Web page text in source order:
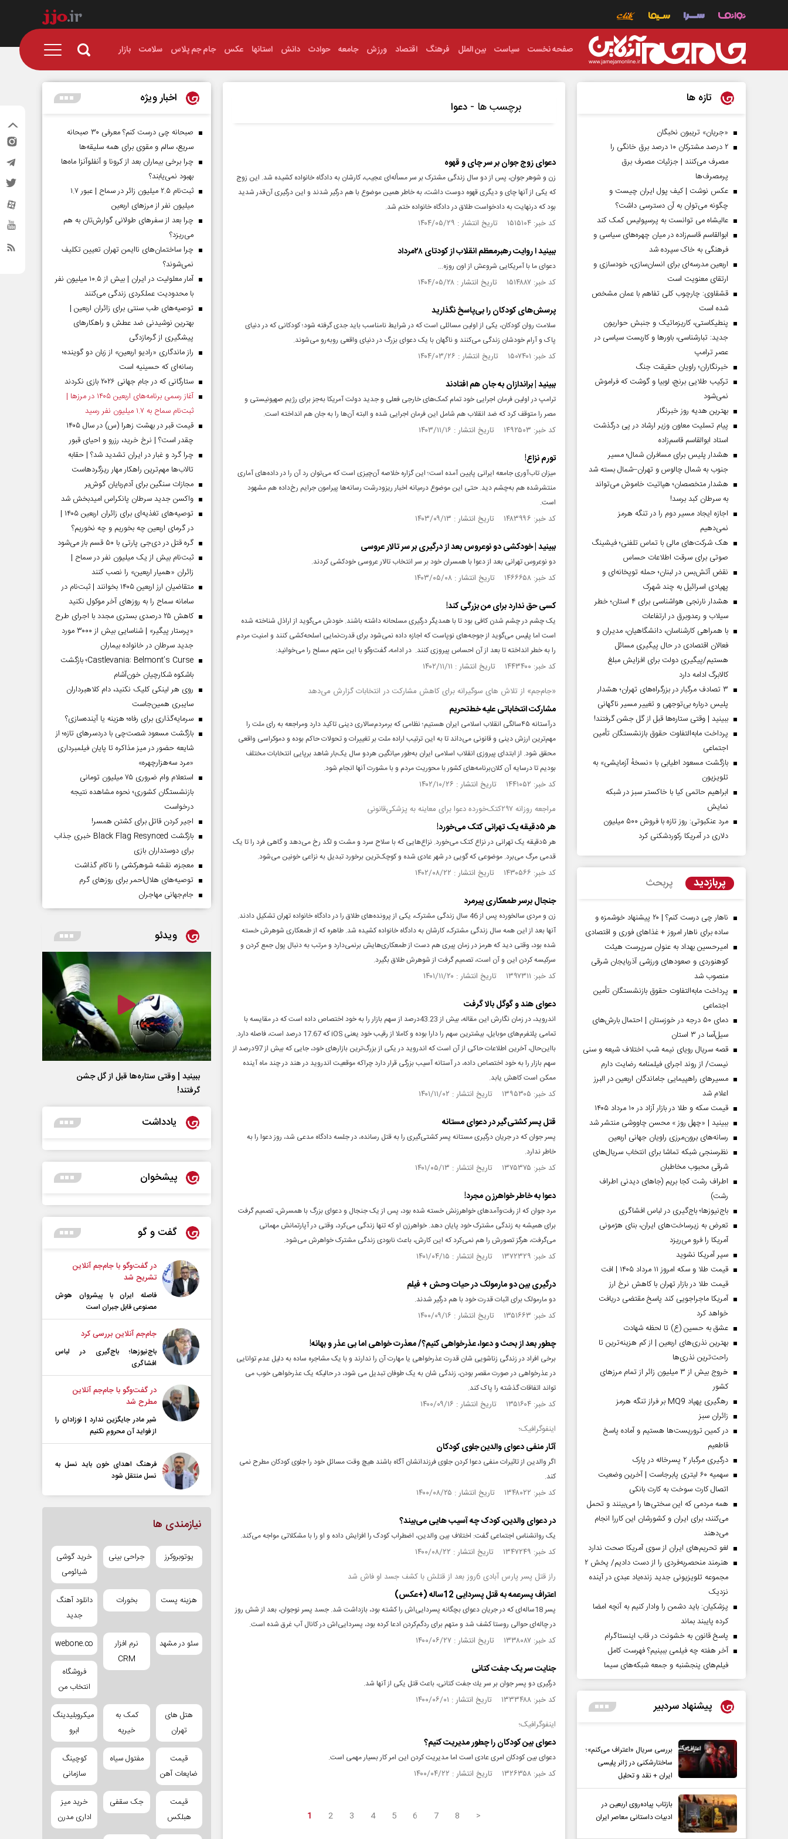
صفحه نخست سیاست بین الملل فرهنگ اقتصاد ورزش جامعه حوادث دانش استانها عکس جام جم پلاس سلامت بازار
برچسب ها - دعوا
دعوای زوج جوان بر سر چای و قهوه
زن و شوهر جوان، پس از دو سال زندگی مشترک بر سر مسأله‌ای عجیب، کارشان به دادگاه خانواده کشیده شد. این زوج
که یکی از آنها چای و دیگری قهوه دوست داشت، به خاطر همین موضوع با هم درگیر شدند و این درگیری آن‌قدر شدید
بود که درنهایت به دادخواست طلاق در دادگاه خانواده ختم شد.
کد خبر: ۱۵۱۵۱۰۴ تاریخ انتشار : ۱۴۰۴/۰۵/۲۹
ببینید ا روایت رهبرمعظم انقلاب از کودتای ۲۸مرداد
دعوای ما با آمریکایی شروعش از اون روزه...
کد خبر: ۱۵۱۴۸۸۷ تاریخ انتشار : ۱۴۰۴/۰۵/۲۸
پرسش‌های کودکان را بی‌پاسخ نگذارید
سلامت روان کودکان، یکی از اولین مسائلی است که در شرایط نامناسب باید جدی گرفته شود‌؛ کودکانی که در دنیای
پاک و آرام خودشان زندگی می‌کنند و ناگهان با یک دعوای بزرگ در دنیای واقعی روبه‌رو می‌شوند.
کد خبر: ۱۵۰۷۴۰۱ تاریخ انتشار : ۱۴۰۴/۰۳/۲۶
ببینید | براندازان به جان هم افتادند
ترامپ در اولین فرمان اجرایی خود تمام کمک‌های خارجی فعلی و جدید دولت آمریکا به‌جز برای رژیم صهیونیستی و
مصر را متوقف کرد که ضد انقلاب هم شامل این فرمان اجرایی شده و البته آن‌ها را به جان هم انداخته است.
کد خبر: ۱۴۹۲۵۰۳ تاریخ انتشار : ۱۴۰۳/۱۱/۱۶
تورم نزاع!
میزان تاب‌آوری جامعه ایرانی پایین آمده است؛ این گزاره خلاصه آن‌چیزی است که می‌توان رد آن را در داده‌های آماری
منتشر‌شده هم به‌چشم دید. حتی این موضوع در‌میانه اخبار ریز‌و‌درشت رسانه‌ها پیرامون جرایم رخ‌داده هم مشهود
است.
کد خبر: ۱۴۸۳۹۹۶ تاریخ انتشار : ۱۴۰۳/۰۹/۱۳
ببینید | خودکشی دو نوعروس بعد از درگیری بر سر تالار عروسی
دو نوعروس تهرانی بعد از دعوا با همسران خود بر سر انتخاب تالار عروسی خودکشی کردند.
کد خبر: ۱۴۶۶۶۵۸ تاریخ انتشار : ۱۴۰۳/۰۵/۰۸
کسی حق ندارد برای من بزرگی کند!
یک چشم در چشم شدن کافی بود تا با همدیگر درگیری مسلحانه داشته باشند. خودش می‌گوید از اراذل شناخته شده
است اما پلیس می‌گوید از جوجه‌های نوپاست که اجازه داده نمی‌شود برای قدرت‌نمایی اسلحه‌کشی کنند و امنیت مردم
را به خطر انداخته تا بعد از آن احساس پیروزی کنند. در ادامه، گفت‌وگو با این متهم مسلح را می‌خوانید:
کد خبر: ۱۴۴۳۴۰۰ تاریخ انتشار : ۱۴۰۲/۱۱/۱۱
«جام‌جم» از تلاش های سوگیرانه برای کاهش مشارکت در انتخابات گزارش می‌دهد
مشارکت انتخاباتی علیه خط‌تحریم
درآستانه ۴۵سالگی انقلاب اسلامی ایران هستیم؛ نظامی که برمردم‌سالاری دینی تاکید دارد ومراجعه به رای ملت را
مهم‌ترین ارزش دینی و قانونی می‌داند تا به این ترتیب اراده ملت بر تغییرات و تحولات حاکم بوده و دموکراسی واقعی
محقق شود. از ابتدای پیروزی انقلاب اسلامی ایران به‌طور میانگین هردو سال یک‌بار شاهد برپایی انتخابات‌ مختلف
بودیم تا درسایه آن کلان‌برنامه‌های کشور با محوریت مردم و با مشورت آنها انجام شود.
کد خبر: ۱۴۴۱۰۵۲ تاریخ انتشار : ۱۴۰۲/۱۰/۲۶
مراجعه روزانه ۲۹۷کتک‌خورده دعوا برای معاینه به پزشکی‌قانونی
هر ۵دقیقه یک تهرانی کتک می‌خورد!
هر ۵دقیقه یک تهرانی در نزاع کتک می‌خورد. نزاع‌هایی که با سلاح سرد و مشت و لگد رخ می‌دهد و گاهی فرد را تا یک
قدمی مرگ می‌برد. موضوعی که گویی در شهر عادی شده و کوچک‌ترین برخورد تبدیل به نزاعی خونین می‌شود.
کد خبر: ۱۴۳۰۵۶۶ تاریخ انتشار : ۱۴۰۲/۰۸/۲۲
جنجال برسر طمعکاری پیرمرد
زن و مردی سالخورده پس از 46 سال زندگی مشترک، یکی از پرونده‌های طلاق را در دادگاه خانواده تهران تشکیل دادند.
آنها بعد از این همه سال زندگی مشترک، کارشان به دادگاه خانواده کشیده شد. طاهره که از طمعکاری شوهرش خسته
شده بود، وقتی دید که هرمز در زمان پیری هم دست از طمعکاری‌هایش بر‌نمی‌دارد و مرتب به دنبال پول جمع کردن و
سرکیسه کردن این و آن است، تصمیم گرفت از شوهرش طلاق بگیرد.
کد خبر: ۱۳۹۷۳۱۱ تاریخ انتشار : ۱۴۰۱/۱۱/۲۰
دعوای هند و گوگل بالا گرفت
اندروید، در زمان نگارش این مقاله، بیش از 43.23درصد از سهم بازار را به خود اختصاص داده است که در مقایسه با
تمامی پلتفرم‌های موبایل، بیشترین سهم را دارا بوده و کاملا از رقیب خود یعنی iOS که 17.67 درصد است، فاصله دارد.
بااین‌حال، آخرین اطلاعات حاکی از آن است که اندروید در یکی از بزرگ‌ترین بازارهای خود، جایی که بیش از 97درصد از
سهم بازار را به خود اختصاص داده، در آستانه آسیب بزرگی قرار دارد چراکه موقعیت اندروید در هند در چند ماه آینده
ممکن است کاهش یابد.
کد خبر: ۱۳۹۵۳۰۵ تاریخ انتشار : ۱۴۰۱/۱۱/۰۲
قتل پسر کشتی‌گیر در دعوای مستانه
پسر جوان که در جریان درگیری مستانه پسر کشتی‌گیری را به قتل رسانده، در جلسه دادگاه مدعی شد، روز دعوا را به
خاطر ندارد.
کد خبر: ۱۳۷۵۳۷۵ تاریخ انتشار : ۱۴۰۱/۰۵/۱۳
دعوا به خاطر خواهرزن مجرد!
مرد جوان که از رفت‌و‌آمدهای خواهرزنش خسته شده بود، پس از یک جنجال و دعوای بزرگ با همسرش، تصمیم گرفت
برای همیشه به زندگی مشترک خود پایان دهد. خواهرزن او که تنها زندگی می‌کرد، وقتی در آپارتمانش مهمانی
می‌گرفت، هرگز تصورش را هم نمی‌کرد که این کارش، باعث نابودی زندگی مشترک خواهرش می‌شود.
کد خبر: ۱۳۷۲۳۲۹ تاریخ انتشار : ۱۴۰۱/۰۴/۱۵
درگیری بین دو مارمولک در حیات وحش + فیلم
دو مارمولک برای اثبات قدرت خود با هم درگیر شدند.
کد خبر: ۱۳۵۱۶۶۳ تاریخ انتشار : ۱۴۰۰/۰۹/۱۶
چطور بعد از بحث و دعوا، عذرخواهی کنیم؟/ معذرت خواهی اما بی عذر و بهانه!
برخی افراد در زندگی زناشویی شان قدرت عذرخواهی یا مهارت آن را ندارند و با یک مشاجره ساده به دلیل عدم توانایی
در عذرخواهی در صورت مقصر بودن، زندگی شان به یک طوفان تبدیل می شود، در حالیکه یک عذرخواهی خوب می
تواند اتفاقات گذشته را پاک کند.
کد خبر: ۱۳۵۱۶۰۴ تاریخ انتشار : ۱۴۰۰/۰۹/۱۶
اینفوگرافیک؛
آثار منفی دعوای والدین جلوی کودکان
اگر والدین از تاثیرات منفی دعوا کردن جلوی فرزندانشان آگاه باشند هیچ وقت مسائل خود را جلوی کودکان مطرح نمی
کند.
کد خبر: ۱۳۴۸۰۲۲ تاریخ انتشار : ۱۴۰۰/۰۸/۲۵
در دعوای والدین، کودک چه آسیب هایی می‌بیند؟
یک روانشناس اجتماعی گفت: اختلاف بین والدین، اضطراب کودک را افزایش داده و او را با مشکلاتی مواجه می‌کند.
کد خبر: ۱۳۴۷۲۴۹ تاریخ انتشار : ۱۴۰۰/۰۸/۲۲
راز قتل پسر پارس‌ آبادی 6روز بعد از قتلش با کشف جسد او فاش شد
اعتراف پسرعمه به قتل پسردایی 12ساله (+عکس)
پسر 18ساله‌ای که در جریان دعوای بچگانه پسردایی‌اش را کشته بود، بازداشت شد. جسد پسر نوجوان، بعد از شش روز
در چاله‌ای حوالی روستا کشف شد و متهم برای ردگم‌کردن ادعا کرده بود، پسردایی‌اش در کانال آب غرق شده است.
کد خبر: ۱۳۳۸۰۸۷ تاریخ انتشار : ۱۴۰۰/۰۶/۲۷
جنایت سر یک جفت كتانی
درگیری دو پسر جوان بر سر یك جفت كتانی، باعث قتل یكی از آنها شد.
کد خبر: ۱۳۳۳۴۸۸ تاریخ انتشار : ۱۴۰۰/۰۶/۰۱
اینفوگرافیک؛
دعوای بین کودکان را چطور مدیریت کنیم؟
دعوای بین کودکان امری عادی است اما مدیریت کردن این امر کار بسیار مهمی است.
کد خبر: ۱۳۲۶۳۵۸ تاریخ انتشار : ۱۴۰۰/۰۴/۲۲
1 2 3 4 5 6 7 8 >
تازه ها
«جریان» تریبون نخبگان
۲ درصد مشترکان ۱۰ درصد برق خانگی را
مصرف می‌کنند | جزئیات مصرف برق
پرمصرف‌ها
عکس نوشت | کیف پول ایران چیست و
چگونه می‌توان به آن دسترسی داشت؟
عالیشاه می توانست به پرسپولیس کمک کند
ابوالقاسم قاسم‌زاده در میان چهره‌های سیاسی و
فرهنگی به خاک سپرده شد
اربعین مدرسه‌ای برای انسان‌سازی، خودسازی و
ارتقای معنویت است
قشقاوی: چارچوب کلی تفاهم با عمان مشخص
شده است
پنطیکاستی، کاریزماتیک و جنبش حواریون
جدید: تبارشناسی، باور‌ها و کاربست سیاسی در
عصر ترامپ
خبرنگاران؛ راویان حقیقت جنگ
ترکیب طلایی برنج، لوبیا و گوشت که فراموش
نمی‌شود
بهترین هدیه روز خبرنگار
پیام تسلیت معاون وزیر ارشاد در پی درگذشت
استاد ابوالقاسم قاسم‌زاده
هشدار پلیس برای مسافران شمال؛ مسیر
جنوب به شمال چالوس و تهران–شمال بسته شد
هشدار متخصصان؛ هپاتیت خاموش می‌تواند
به سرطان کبد برسد!
اجازه ایجاد مسیر دوم را در تنگه هرمز
نمی‌دهیم
هک شرکت‌های مالی با تماس تلفنی؛ فیشینگ
صوتی برای سرقت اطلاعات حساس
نقض آتش‌بس در لبنان؛ حمله توپخانه‌ای و
پهپادی اسرائیل به چند شهرک
هشدار نارنجی هواشناسی برای ۴ استان؛ خطر
سیلاب و رعدوبرق در ارتفاعات
با همراهی کارشناسان، دانشگاهیان، مدیران و
فعالان اقتصادی در حال پیگیری مسائل
هستیم/پیگیری دولت برای افزایش مبلغ
کالابرگ ادامه دارد
۳ تصادف مرگبار در بزرگراه‌های تهران؛ هشدار
پلیس درباره بی‌توجهی و تغییر مسیر ناگهانی
ببینید | وقتی ستاره‌ها قبل از گل جشن گرفتند!
پرداخت مابه‌التفاوت حقوق بازنشستگان تأمین
اجتماعی
بازگشت مسعود اطیابی با «نسخهٔ آزمایشی» به
تلویزیون
ابراهیم حاتمی کیا با خاکستر سبز در شبکه
نمایش
مرد عنکبوتی: روز تازه با فروش ۵۰۰ میلیون
دلاری در آمریکا رکوردشکنی کرد
پربازدید پربحث
ناهار چی درست کنم؟ | ۲۰ پیشنهاد خوشمزه و
ساده برای ناهار امروز + غذاهای فوری و اقتصادی
امیرحسین بهداد به عنوان سرپرست هیئت
کوهنوردی و صعودهای ورزشی آذربایجان شرقی
منصوب شد
پرداخت مابه‌التفاوت حقوق بازنشستگان تأمین
اجتماعی
دمای ۵۰ درجه در خوزستان | احتمال بارش‌های
سیل‌آسا در ۳ استان
قصه سریال رویای نیمه شب اختلاف شیعه و سنی
نیست/ از روند اجرای فیلمنامه رضایت دارم
مسیر‌های راهپیمایی جاماندگان اربعین در البرز
اعلام شد
قیمت سکه و طلا در بازار آزاد در ۱۰ مرداد ۱۴۰۵
ببینید | «چهل روز » محسن چاووشی منتشر شد
رسانه‌های برون‌مرزی راویان جهانی اربعین
نظرسنجی شبکه تماشا برای انتخاب سریال‌های
شرقی محبوب مخاطبان
اطراف رشت کجا بریم (جاهای دیدنی اطراف
رشت)
باج‌نیوزها؛ باج‌گیری در لباس افشاگری
تعرض به زیرساخت‌های ایران، بنای هژمونی
آمریکا را فرو می‌ریزد
سپر آمریکا نشوید
قیمت طلا و سکه امروز ۱۱ مرداد ۱۴۰۵ | افت
قیمت طلا در بازار تهران با کاهش نرخ ارز
آمریکا ماجراجویی کند پاسخ مقتضی دریافت
خواهد کرد
عشق به حسین (ع) تا لحظه شهادت
بهترین نذری‌های اربعین | از کم هزینه‌ترین تا
راحت‌ترین نذری‌ها
خروج بیش از ۳ میلیون زائر از تمام مرز‌های
کشور
رهگیری پهپاد MQ9 بر فراز تنگه هرمز
‌زائران سبز
در کمین تروریست‌ها هستیم و آماده پاسخ
قاطعیم
درگیری مرگبار ۲ پسرخاله در پارک
سهمیه ۶۰ لیتری پابرجاست | آخرین وضعیت
اتصال کارت سوخت به کارت بانکی
همه مردمی که این سختی‌ها را می‌بینند و تحمل
می‌کنند، برای ایران و کشورشان این کاررا انجام
می‌دهند
لغو تحریم‌های ایران از سوی آمریکا صحت ندارد
هنرمند منحصر‌به‌فردی را از دست دادیم/ پخش ۲
مجموعه تلویزیونی جدید زنده‌یاد عبدی در آینده
نزدیک
پزشکیان: باید دشمن را وادار کنیم به آنچه امضا
کرده پایبند بماند
پاسخ قانون به خشونت در قاب اینستاگرام
آخر هفته چه فیلمی ببینیم؟ فهرست کامل
فیلم‌های پنجشنبه و جمعه شبکه‌های سیما
پیشنهاد سردبیر
بررسی سریال «اعتراف می‌کنم»؛
ساختارشکنی در ژانر پلیسی
ایران + نقد و تحلیل
بازتاب پیاده‌روی اربعین در
ادبیات داستانی معاصر ایران
اخبار ویژه
صبحانه چی درست کنم؟ معرفی ۳۰ صبحانه
سریع، سالم و مقوی برای همه سلیقه‌ها
چرا برخی بیماران بعد از کرونا و آنفلوآنزا ماه‌ها
بهبود نمی‌یابند؟
ثبت‌نام ۲.۵ میلیون زائر در سماح | عبور ۱.۷
میلیون نفر از مرز‌های اربعین
چرا بعد از سفرهای طولانی گوارش‌تان به هم
می‌ریزد؟
چرا ساختمان‌های ناایمن تهران تعیین تکلیف
نمی‌شوند؟
آمار معلولیت در ایران | بیش از ۱۰.۵ میلیون نفر
با محدودیت عملکردی زندگی می‌کنند
توصیه‌های طب سنتی برای زائران اربعین |
بهترین نوشیدنی ضد عطش و راهکارهای
پیشگیری از گرمازدگی
راز ماندگاری «رادیو اربعین» از زبان دو گوینده؛
رسانه‌ای که حسینیه است
ستارگانی که در جام جهانی ۲۰۲۶ بازی نکردند
آغاز رسمی برنامه‌های اربعین ۱۴۰۵ در مرز‌ها |
ثبت‌نام سماح به ۱.۷ میلیون نفر رسید
قیمت قبر در بهشت زهرا (س) در سال ۱۴۰۵
چقدر است؟ | نرخ خرید، رزرو و احیای قبور
چرا گرد و غبار در ایران تشدید شد؟ | حقابه
تالاب‌ها مهم‌ترین راهکار مهار ریزگردهاست
مجازات سنگین برای آدم‌ربایان گوش‌بر
واکسن جدید سرطان پانکراس امیدبخش شد
توصیه‌های تغذیه‌ای برای زائران اربعین ۱۴۰۵ |
در گرمای اربعین چه بخوریم و چه نخوریم؟
گره قتل در دی‌جی پارتی با ۵۰ قسم باز می‌شود
ثبت‌نام بیش از یک میلیون نفر در سماح |
زائران «همیار اربعین» را نصب کنند
متقاضیان ارز اربعین ۱۴۰۵ بخوانند | ثبت‌نام در
سامانه سماح را به روز‌های آخر موکول نکنید
کاهش ۲۵ درصدی بستری مجدد با اجرای طرح
«پرستار پیگیر» | شناسایی بیش از ۳۰۰۰ مورد
جدید سرطان در خانواده بیماران
Castlevania: Belmont’s Curse؛ بازگشت
باشکوه شکارچیان خون‌آشام
روی هر لینکی کلیک نکنید، دام کلاهبرداران
سایبری همین‌جاست
سرمایه‌گذاری برای رفاه؛ هزینه یا آینده‌سازی؟
بازگشت مسعود شصت‌چی با دردسر‌های تازه؛ از
شایعه حضور در میز مذاکره تا پایان فیلمبرداری
«مرد سه‌هزارچهره»
استعلام وام ضروری ۷۵ میلیون تومانی
بازنشستگان کشوری؛ نحوه مشاهده نتیجه
درخواست
اجیر کردن قاتل برای کشتن همسر!
بازگشت Black Flag Resynced خبری جذاب
برای دوستداران بازی
معجزه، نقشه شوهرکشی را ناکام گذاشت
توصیه‌های هلال‌احمر برای روز‌های گرم
جام‌جهانی مهاجران
ویدئو
ببینید | وقتی ستاره‌ها قبل از گل جشن
گرفتند!
یادداشت
پیشخوان
گفت و گو
در گفت‌و‌گو با جام‌جم آنلاین
تشریح شد
فاصله ایران با پیشرو‌ان هوش
مصنوعی قابل جبران است
جام‌جم آنلاین بررسی کرد
باج‌نیوزها؛ باج‌گیری در لباس
افشاگری
در گفت‌و‌گو با جام‌جم آنلاین
مطرح شد
شیر مادر جایگزین ندارد | نوزادان را
از فواید آن محروم نکنیم
فرهنگ اهدای خون باید نسل به
نسل منتقل شود
نیازمندی ها
یوتوبروکرز جراحی بینی
خرید گوشی
شیائومی
هزینه پست بخورات
دانلود آهنگ
جدید
سئو در مشهد
نرم افزار
CRM
webone.co
فروشگاه
انتخاب من
هتل های
تهران
کمک به
خیریه
میکروبلیدینگ
ابرو
قیمت
ضایعات آهن
مفتول سیاه
کوچینگ
سازمانی
قیمت
هبلکس
جک سقفی
خرید میز
اداری مدرن